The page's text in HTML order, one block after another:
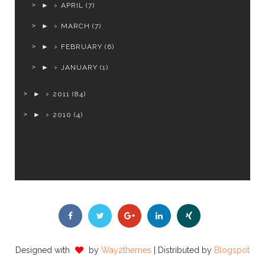
► APRIL (7)
► MARCH (7)
► FEBRUARY (6)
► JANUARY (1)
► 2011 (84)
► 2010 (4)
Designed with by Way2themes | Distributed by Blogspot